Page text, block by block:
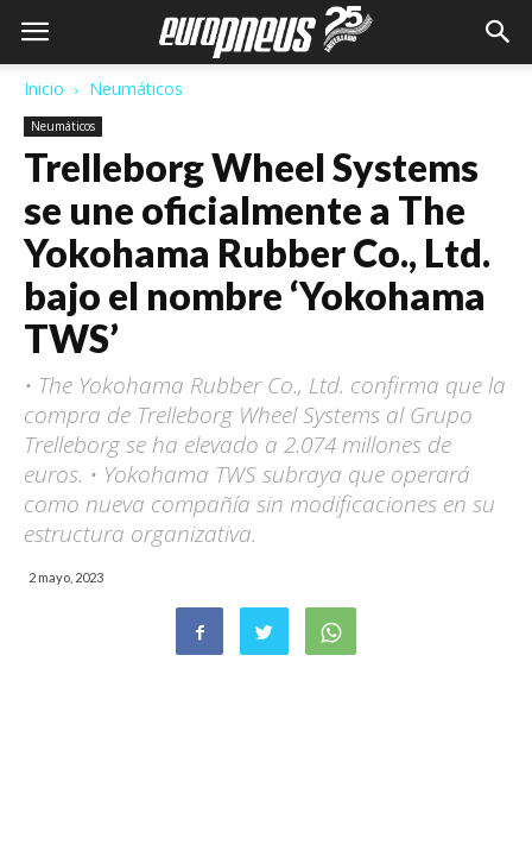
Inicio Neumáticos
Neumáticos
Trelleborg Wheel Systems
se une oficialmente a The
Yokohama Rubber Co., Ltd.
bajo el nombre ‘Yokohama
TWS’
• The Yokohama Rubber Co., Ltd. confirma que la
compra de Trelleborg Wheel Systems al Grupo
Trelleborg se ha elevado a 2.074 millones de
euros. • Yokohama TWS subraya que operará
como nueva compañía sin modificaciones en su
estructura organizativa.
2 mayo, 2023